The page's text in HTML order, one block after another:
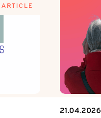
ARTICLE
21.04.2026